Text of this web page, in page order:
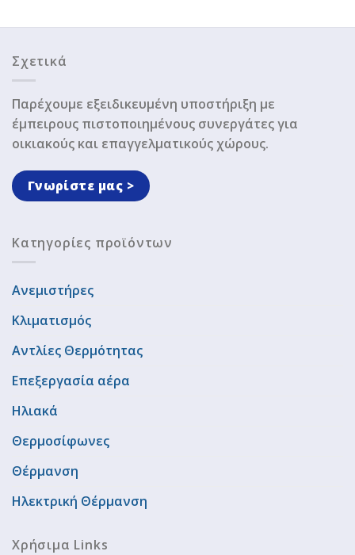
Σχετικά
Παρέχουμε εξειδικευμένη υποστήριξη με
έμπειρους πιστοποιημένους συνεργάτες για
οικιακούς και επαγγελματικούς χώρους.
Γνωρίστε μας >
Κατηγορίες προϊόντων
Ανεμιστήρες
Κλιματισμός
Αντλίες Θερμότητας
Επεξεργασία αέρα
Ηλιακά
Θερμοσίφωνες
Θέρμανση
Ηλεκτρική Θέρμανση
Χρήσιμα Links